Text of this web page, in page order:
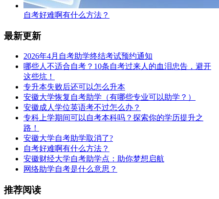
自考好难啊有什么方法？
最新更新
2026年4月自考助学终结考试预约通知
哪些人不适合自考？10条自考过来人的血泪忠告，避开
这些坑！
专升本失败后还可以怎么升本
安徽大学恢复自考助学（有哪些专业可以助学？）
安徽成人学位英语考不过怎么办？
专科上学期间可以自考本科吗？探索你的学历提升之
路！
安徽大学自考助学取消了?
自考好难啊有什么方法？
安徽财经大学自考助学点：助你梦想启航
网络助学自考是什么意思？
推荐阅读